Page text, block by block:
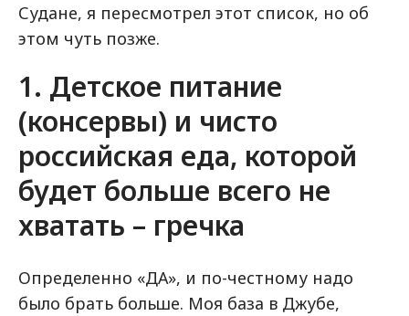
Судане, я пересмотрел этот список, но об
этом чуть позже.
1. Детское питание
(консервы) и чисто
российская еда, которой
будет больше всего не
хватать – гречка
Определенно «ДА», и по-честному надо
было брать больше. Моя база в Джубе,